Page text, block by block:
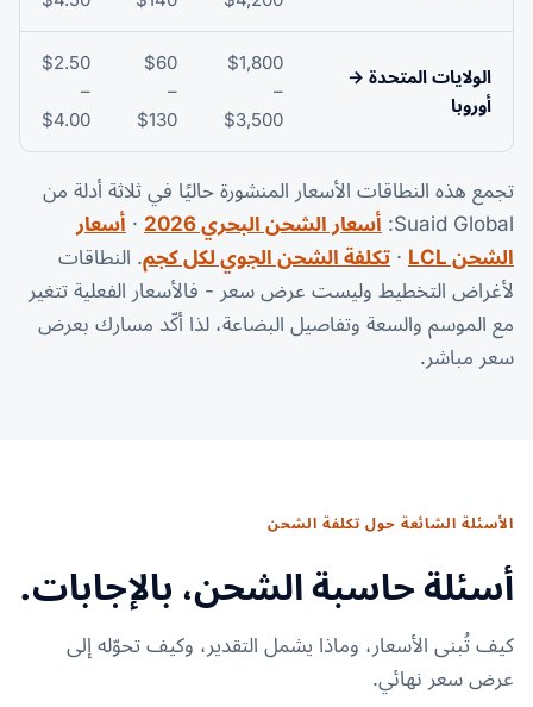
الولايات المتحدة →
أوروبا
$1,800
–
$3,500
$60
–
$130
$2.50
–
$4.00
تجمع هذه النطاقات الأسعار المنشورة حاليًا في ثلاثة أدلة من
Suaid Global: أسعار الشحن البحري 2026 · أسعار
الشحن LCL
· تكلفة الشحن الجوي لكل كجم. النطاقات
لأغراض التخطيط وليست عرض سعر - فالأسعار الفعلية تتغير
مع الموسم والسعة وتفاصيل البضاعة، لذا أكّد مسارك بعرض
سعر مباشر.
الأسئلة الشائعة حول تكلفة الشحن
أسئلة حاسبة الشحن، بالإجابات.
كيف تُبنى الأسعار، وماذا يشمل التقدير، وكيف تحوّله إلى
عرض سعر نهائي.